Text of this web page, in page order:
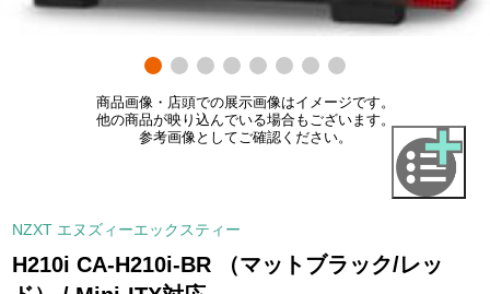
商品画像・店頭での展示画像はイメージです。
他の商品が映り込んでいる場合もございます。
参考画像としてご確認ください。
NZXT エヌズィーエックスティー
H210i CA-H210i-BR （マットブラック/レッ